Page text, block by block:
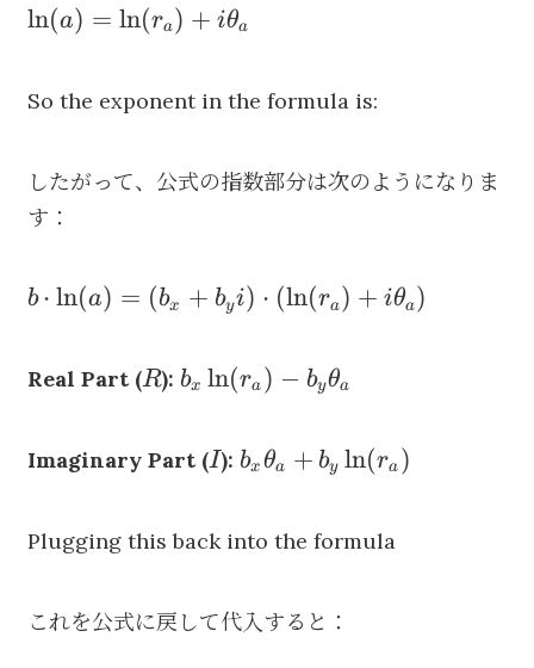
\ln(a) =
i\theta_a
ln(a) = ln(ra) + iθa
So the exponent in the formula is:
したがって、公式の指数部分は次のようになりま
す：
b \cdot
b_yi)
(\ln(r_a)
b ⋅ ln(a) = (bx + byi) ⋅ (ln(ra) + iθa)
Real Part (R
R): b_x
\theta_a
bx ln(ra ) − byθa
Imaginary Part (I
I): b_x
\ln(r_a)
bx θa + by ln(ra )
Plugging this back into the formula
これを公式に戻して代入すると：